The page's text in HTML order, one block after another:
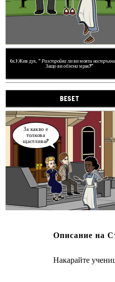
(н.) Жив дух. "Разстройвали ви моята
Защо виобземамрак?"
BESET
За какво е
толкова
щастлива?
Описание на
Накарайте